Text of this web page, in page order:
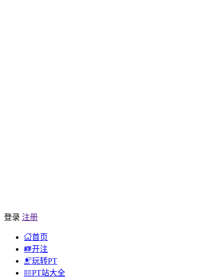
登录 注册
首页
开注
玩转PT
PT站大全